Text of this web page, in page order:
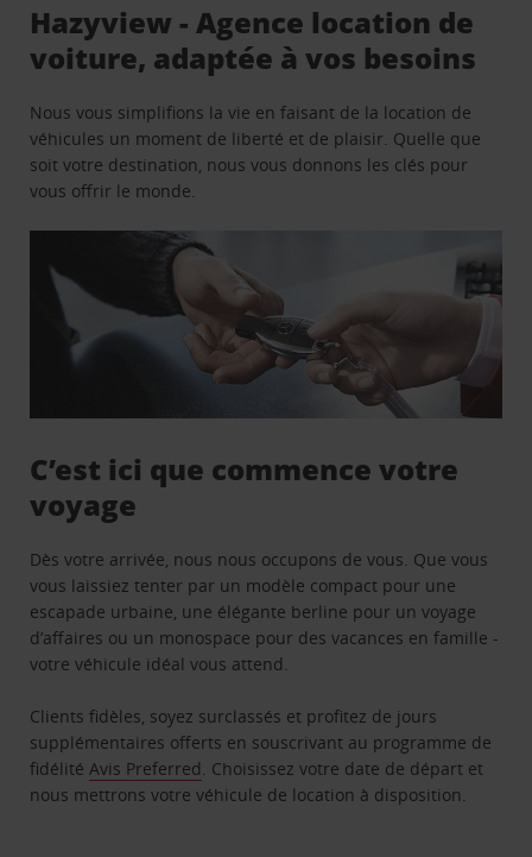
Hazyview - Agence location de
voiture, adaptée à vos besoins
Nous vous simplifions la vie en faisant de la location de
véhicules un moment de liberté et de plaisir. Quelle que
soit votre destination, nous vous donnons les clés pour
vous offrir le monde.
C’est ici que commence votre
voyage
Dès votre arrivée, nous nous occupons de vous. Que vous
vous laissiez tenter par un modèle compact pour une
escapade urbaine, une élégante berline pour un voyage
d’affaires ou un monospace pour des vacances en famille -
votre véhicule idéal vous attend.
Clients fidèles, soyez surclassés et profitez de jours
supplémentaires offerts en souscrivant au programme de
fidélitéAvis Preferred. Choisissez votre date de départ et
nous mettrons votre véhicule de location à disposition.